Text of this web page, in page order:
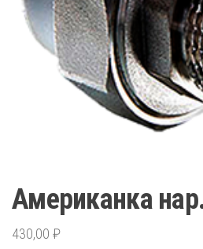
Американка
430,00 ₽